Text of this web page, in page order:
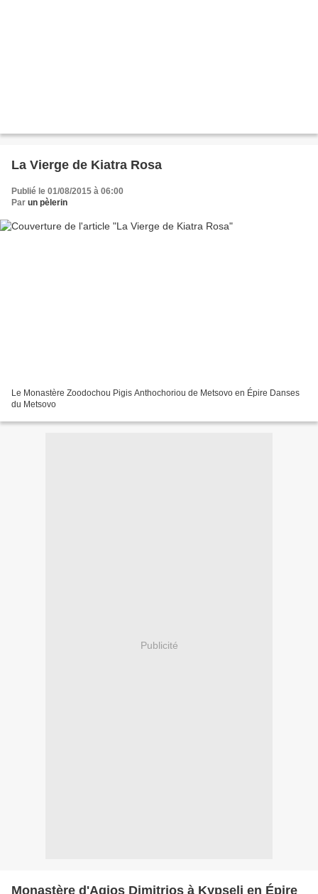
La Vierge de Kiatra Rosa
Publié le 01/08/2015 à 06:00
Par un pèlerin
Le Monastère Zoodochou Pigis Anthochoriou de Metsovo en Épire Danses
du Metsovo
Publicité
Monastère d'Agios Dimitrios à Kypseli en Épire